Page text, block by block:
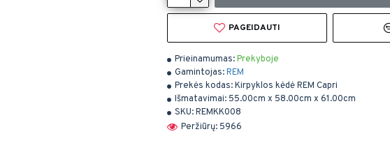
Prieinamumas:Prekyboje
Gamintojas:REM
Prekės kodas:Kirpyklos kėdė REM Capri
Išmatavimai: 55.00cm x 58.00cm x 61.00cm
SKU:REMKK008
Peržiūrų: 5966
PAGEIDAUTI